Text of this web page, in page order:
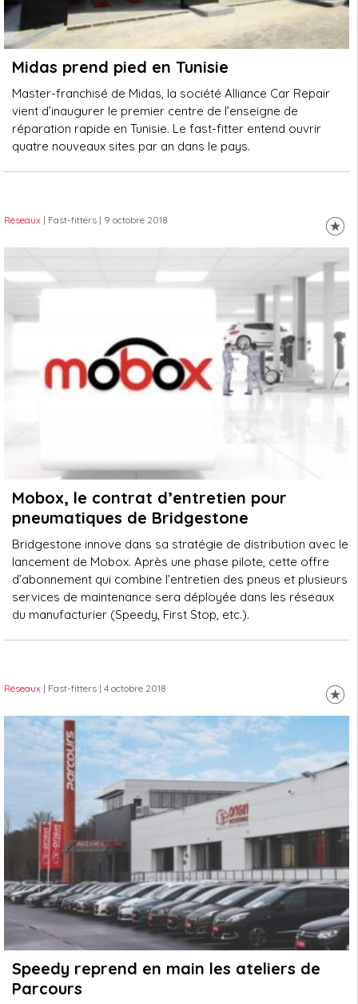
Midas prend pied en Tunisie
Master-franchisé de Midas, la société Alliance Car Repair
vient d’inaugurer le premier centre de l’enseigne de
réparation rapide en Tunisie. Le fast-fitter entend ouvrir
quatre nouveaux sites par an dans le pays.
Réseaux | Fast-fitters | 9 octobre 2018
Mobox, le contrat d’entretien pour
pneumatiques de Bridgestone
Bridgestone innove dans sa stratégie de distribution avec le
lancement de Mobox. Après une phase pilote, cette offre
d’abonnement qui combine l’entretien des pneus et plusieurs
services de maintenance sera déployée dans les réseaux
du manufacturier (Speedy, First Stop, etc.).
Réseaux | Fast-fitters | 4 octobre 2018
Speedy reprend en main les ateliers de
Parcours